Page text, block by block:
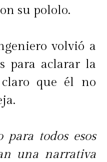
su pololo.
volvió a
para aclarar la
que él no
para todos esos
una narrativa